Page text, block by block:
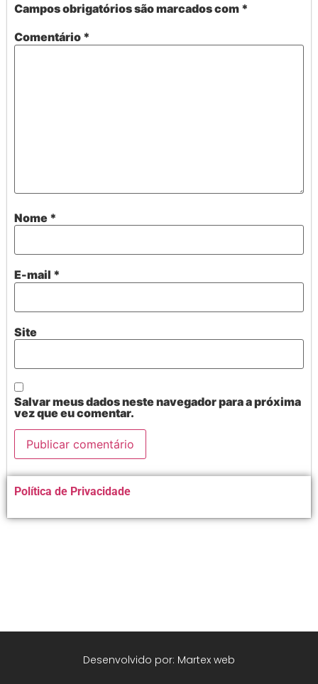
Campos obrigatórios são marcados com *
Comentário *
Nome *
E-mail *
Site
Salvar meus dados neste navegador para a próxima
vez que eu comentar.
Alternative:
Política de Privacidade
Desenvolvido por: Martex web